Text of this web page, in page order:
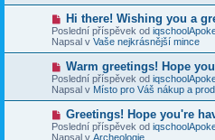
k
p
v
e
k
p
í
s
p
ě
v
e
k
N
o
v
ý
p
í
s
p
ě
v
e
Hi there! Wishing you a
Poslední příspěvek od
Napsal v Vaše nejkrásnější mince
N
o
v
ý
í
Warm greetings! Hope
Poslední příspěvek od
Napsal v Místo pro Váš nákup a
N
o
v
Greetings! Hope you're
Poslední příspěvek od
Napsal v Archeologie